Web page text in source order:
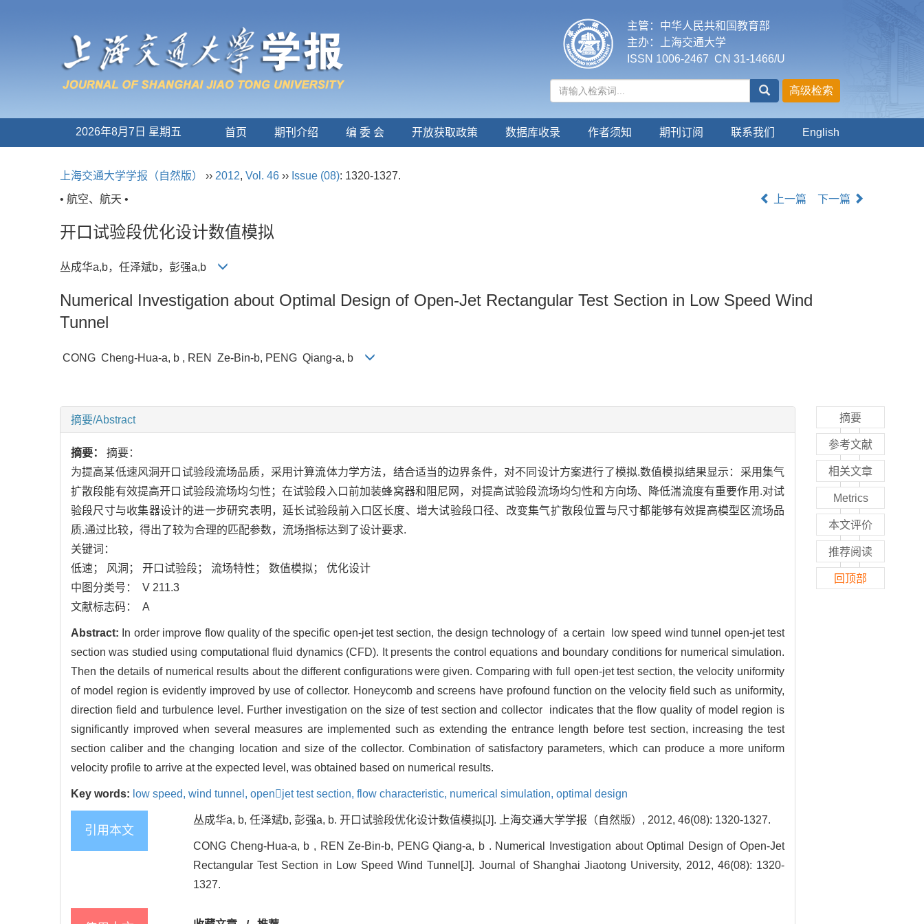
主管：中华人民共和国教育部
主办：上海交通大学
ISSN 1006-2467 CN 31-1466/U
2026年8月7日 星期五 首页 期刊介绍 编 委 会 开放获取政策 数据库收录 作者须知 期刊订阅 联系我们 English
上海交通大学学报（自然版） ›› 2012, Vol. 46 ›› Issue (08): 1320-1327.
• 航空、航天 •
上一篇 下一篇
开口试验段优化设计数值模拟
丛成华a,b，任泽斌b，彭强a,b
Numerical Investigation about Optimal Design of Open-Jet Rectangular Test Section in Low Speed Wind
Tunnel
CONG Cheng-Hua-a, b , REN Ze-Bin-b, PENG Qiang-a, b
摘要/Abstract
摘要： 摘要：
为提高某低速风洞开口试验段流场品质，采用计算流体力学方法，结合适当的边界条件，对不同设计方案进行了模拟.数值模拟结果显示：采用集气
扩散段能有效提高开口试验段流场均匀性；在试验段入口前加装蜂窝器和阻尼网，对提高试验段流场均匀性和方向场、降低湍流度有重要作用.对试
验段尺寸与收集器设计的进一步研究表明，延长试验段前入口区长度、增大试验段口径、改变集气扩散段位置与尺寸都能够有效提高模型区流场品
质.通过比较，得出了较为合理的匹配参数，流场指标达到了设计要求.
关键词：
低速； 风洞； 开口试验段； 流场特性； 数值模拟； 优化设计
中图分类号： V 211.3
文献标志码： A
Abstract: In order improve flow quality of the specific open-jet test section, the design technology of a certain low speed wind tunnel open-jet test
section was studied using computational fluid dynamics (CFD). It presents the control equations and boundary conditions for numerical simulation.
Then the details of numerical results about the different configurations were given. Comparing with full open-jet test section, the velocity uniformity
of model region is evidently improved by use of collector. Honeycomb and screens have profound function on the velocity field such as uniformity,
direction field and turbulence level. Further investigation on the size of test section and collector indicates that the flow quality of model region is
significantly improved when several measures are implemented such as extending the entrance length before test section, increasing the test
section caliber and the changing location and size of the collector. Combination of satisfactory parameters, which can produce a more uniform
velocity profile to arrive at the expected level, was obtained based on numerical results.
Key words: low speed, wind tunnel, openjet test section, flow characteristic, numerical simulation, optimal design
引用本文
丛成华a, b, 任泽斌b, 彭强a, b. 开口试验段优化设计数值模拟[J]. 上海交通大学学报（自然版）, 2012, 46(08): 1320-1327.
CONG Cheng-Hua-a, b , REN Ze-Bin-b, PENG Qiang-a, b . Numerical Investigation about Optimal Design of Open-Jet
Rectangular Test Section in Low Speed Wind Tunnel[J]. Journal of Shanghai Jiaotong University, 2012, 46(08): 1320-
1327.
摘要
参考文献
相关文章
Metrics
本文评价
推荐阅读
回顶部